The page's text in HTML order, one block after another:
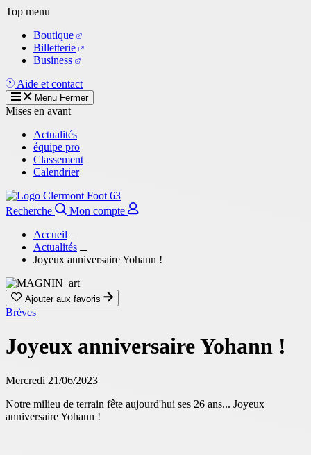
Aller
contenu
principal
Top menu
Boutique
Billetterie
Business
Aide et contact
Menu Fermer
Mises en avant
Actualités
équipe pro
Classement
Calendrier
Recherche
Mon compte
Accueil
Actualités
Joyeux anniversaire Yohann !
Ajouter aux favoris
Brèves
Joyeux anniversaire Yohann !
Mercredi 21/06/2023
Notre milieu de terrain fête aujourd'hui ses 26 ans... Joyeux
anniversaire Yohann !